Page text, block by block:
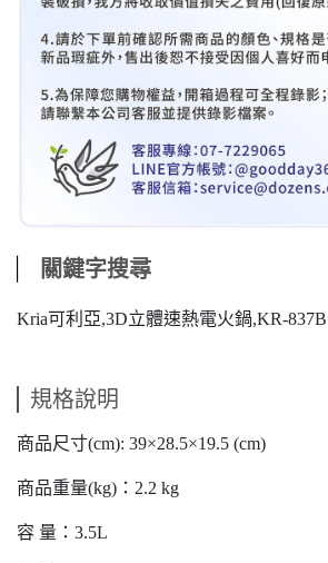
關鍵字搜尋
Kria可利亞,3D立體速熱電火鍋,KR-837B
規格說明
商品尺寸(cm): 39×28.5×19.5 (cm)
商品重量(kg)：2.2 kg
容 量：3.5L